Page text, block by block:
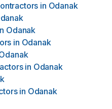
in Odanak
Odanak
in Odanak
in Odanak
in Odanak